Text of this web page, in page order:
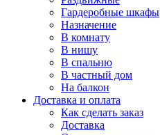
Гардеробные шкафы
Назначение
В комнату
В нишу
В спальню
В частный дом
На балкон
Доставка и оплата
Как сделать заказ
Доставка